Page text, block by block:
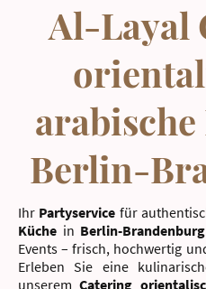
Al-Layal
Berlin-
Ihr Partyservice für
Küche in Berlin-Brandenburg
Events – frisch, hochwertig
Erleben Sie eine
unserem Catering